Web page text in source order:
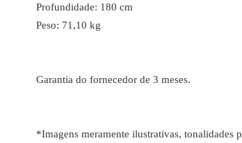
Profundidade: 180 cm
Peso: 71,10 kg
Garantia do fornecedor de 3 meses.
*Imagens meramente ilustrativas, tonalidades